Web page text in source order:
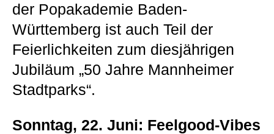
der Popakademie Baden-
Württemberg ist auch Teil der
Feierlichkeiten zum diesjährigen
Jubiläum „50 Jahre Mannheimer
Stadtparks“.
Sonntag, 22. Juni: Feelgood-Vibes